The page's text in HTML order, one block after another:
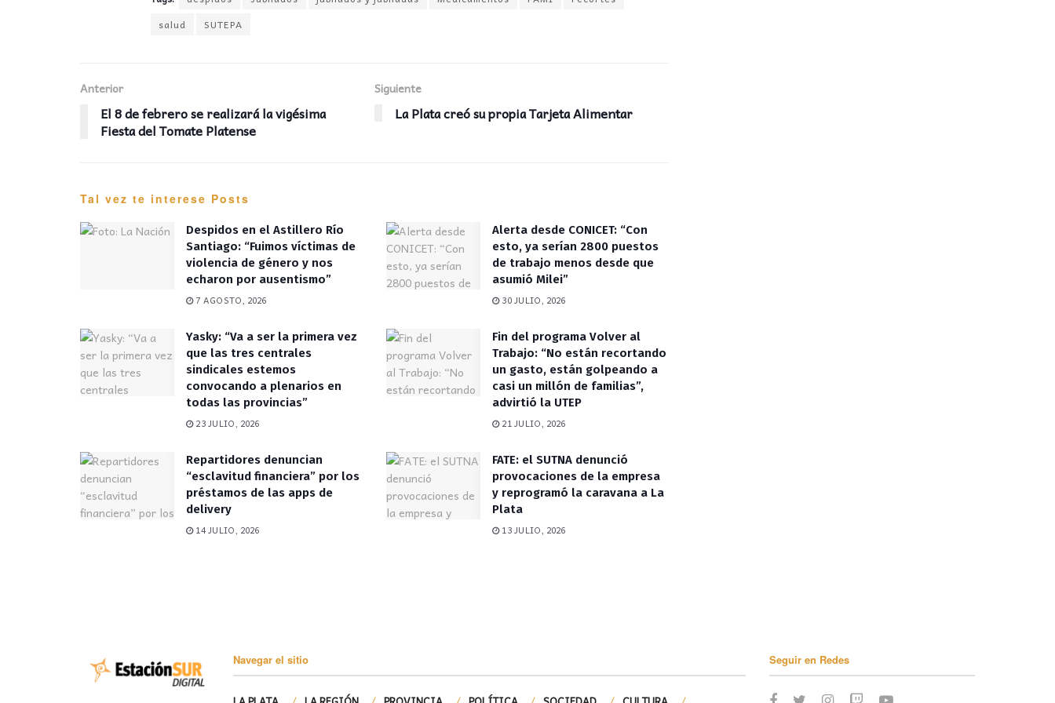
salud
SUTEPA
Anterior
El 8 de febrero se realizará la vigésima
Fiesta del Tomate Platense
Siguiente
La Plata creó su propia Tarjeta Alimentar
Tal vez te interese Posts
Despidos en el Astillero Río
Santiago: “Fuimos víctimas de
violencia de género y nos
echaron por ausentismo”
7 AGOSTO, 2026
Alerta desde CONICET: “Con
esto, ya serían 2800 puestos
de trabajo menos desde que
asumió Milei”
30 JULIO, 2026
Yasky: “Va a ser la primera vez
que las tres centrales
sindicales estemos
convocando a plenarios en
todas las provincias”
23 JULIO, 2026
Fin del programa Volver al
Trabajo: “No están recortando
un gasto, están golpeando a
casi un millón de familias”,
advirtió la UTEP
21 JULIO, 2026
Repartidores denuncian
“esclavitud financiera” por los
préstamos de las apps de
delivery
14 JULIO, 2026
FATE: el SUTNA denunció
provocaciones de la empresa
y reprogramó la caravana a La
Plata
13 JULIO, 2026
Navegar el sitio Seguir en Redes